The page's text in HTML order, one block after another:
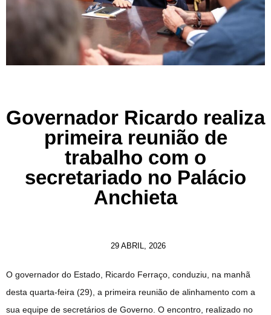
Governador Ricardo realiza
primeira reunião de
trabalho com o
secretariado no Palácio
Anchieta
29 ABRIL, 2026
O governador do Estado, Ricardo Ferraço, conduziu, na manhã
desta quarta-feira (29), a primeira reunião de alinhamento com a
sua equipe de secretários de Governo. O encontro, realizado no